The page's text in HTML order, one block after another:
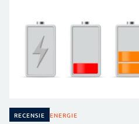
RECENSIE ENERGIE